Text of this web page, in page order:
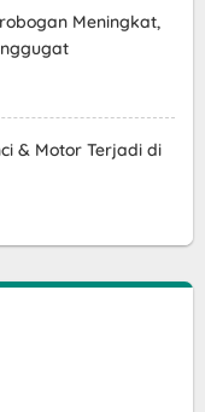
Meningkat,
& Motor Terjadi di